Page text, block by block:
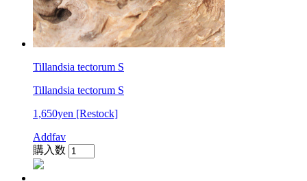
Tillandsia tectorum S
Tillandsia tectorum S
1,650yen [Restock]
Addfav
購入数